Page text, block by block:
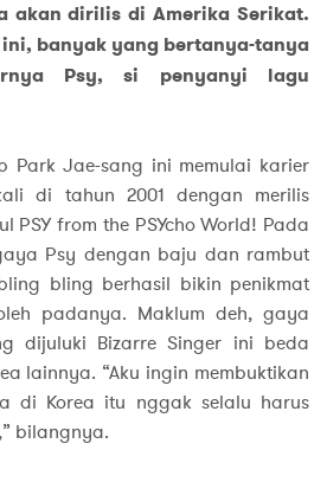
akan dirilis di Amerika Serikat.
ini, banyak yang bertanya-tanya
Psy, si penyanyi lagu
Park Jae-sang ini memulai karier
di tahun 2001 dengan merilis
PSY from the PSYcho World! Pada
Psy dengan baju dan rambut
bling berhasil bikin penikmat
padanya. Maklum deh, gaya
dijuluki Bizarre Singer ini beda
lainnya. “Aku ingin membuktikan
di Korea itu nggak selalu harus
bilangnya.